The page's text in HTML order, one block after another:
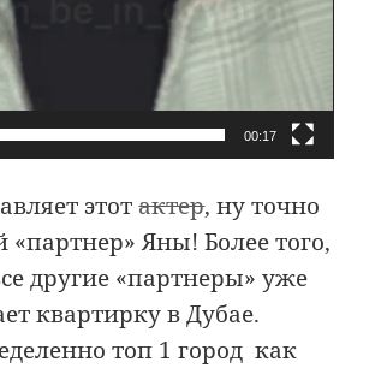
00:17
этотактер, ну точно
Яны! Более того,
другие «партнеры» уже
квартирку в Дубае.
топ 1 город как